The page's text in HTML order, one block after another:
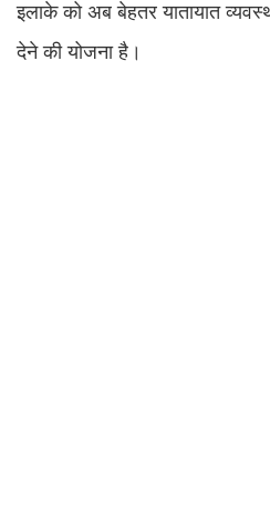
इलाके को अब बेहतर यातायात
देने की योजना है।